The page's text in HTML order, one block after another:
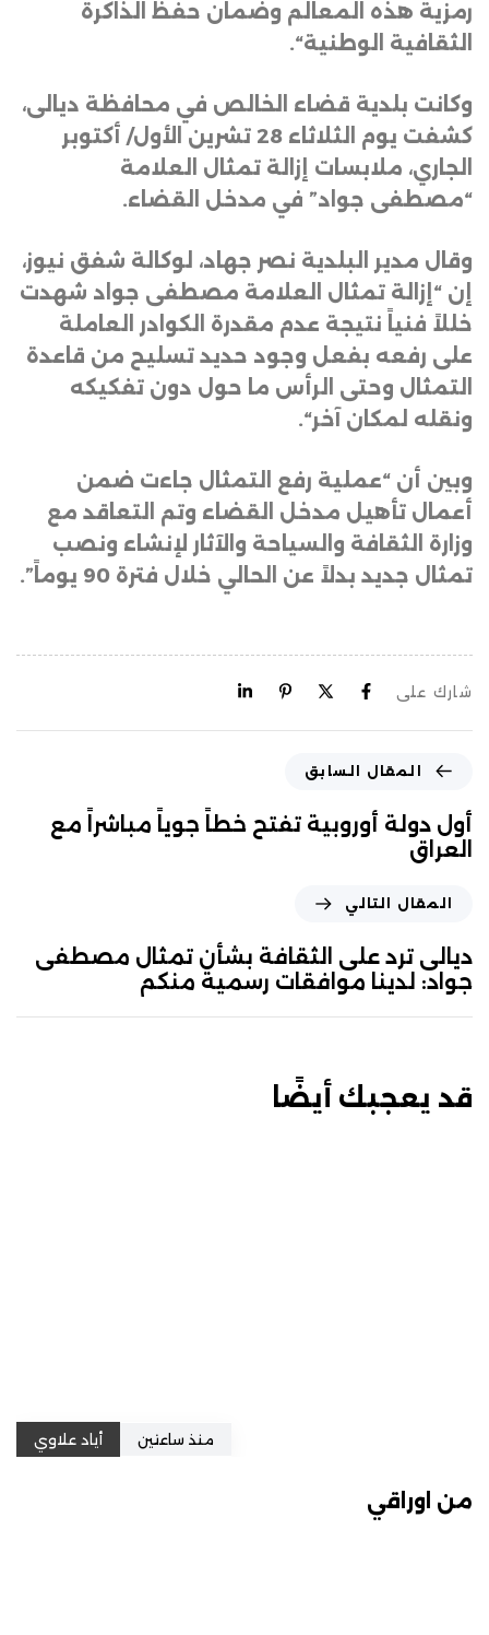
رمزية هذه المعالم وضمان حفظ الذاكرة
الثقافية الوطنية“.
وكانت بلدية قضاء الخالص في محافظة ديالى،
كشفت يوم الثلاثاء 28 تشرين الأول/ أكتوبر
الجاري، ملابسات إزالة تمثال العلامة
“مصطفى جواد” في مدخل القضاء.
وقال مدير البلدية نصر جهاد، لوكالة شفق نيوز،
إن “إزالة تمثال العلامة مصطفى جواد شهدت
خللاً فنياً نتيجة عدم مقدرة الكوادر العاملة
على رفعه بفعل وجود حديد تسليح من قاعدة
التمثال وحتى الرأس ما حول دون تفكيكه
ونقله لمكان آخر“.
وبين أن “عملية رفع التمثال جاءت ضمن
أعمال تأهيل مدخل القضاء وتم التعاقد مع
وزارة الثقافة والسياحة والآثار لإنشاء ونصب
تمثال جديد بدلاً عن الحالي خلال فترة 90 يوماً”.
شارك على
المقال السابق
أول دولة أوروبية تفتح خطاً جوياً مباشراً مع
العراق
المقال التالي
ديالى ترد على الثقافة بشأن تمثال مصطفى
جواد: لدينا موافقات رسمية منكم
قد يعجبك أيضًا
منذ ساعتين أياد علاوي
من اوراقي